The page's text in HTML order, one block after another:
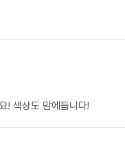
! 색상도 맘에듭니다!